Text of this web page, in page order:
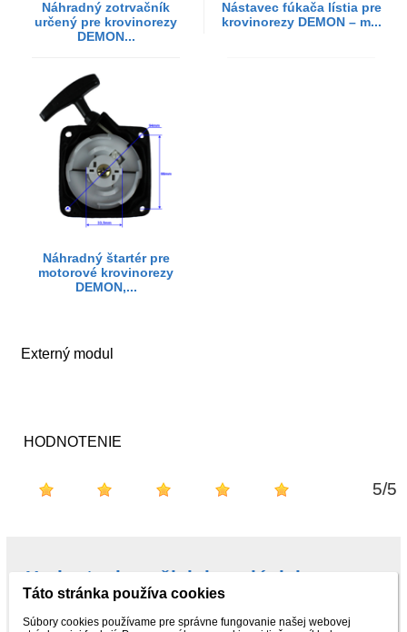
Náhradný zotrvačník
určený pre krovinorezy
DEMON...
Nástavec fúkača lístia pre
krovinorezy DEMON – m...
Náhradný štartér pre
motorové krovinorezy
DEMON,...
Externý modul
HODNOTENIE
5/5
Hodnotenie našich kupujúcich na
Najnákup.sk
Táto stránka používa cookies
Súbory cookies používame pre správne fungovanie našej webovej